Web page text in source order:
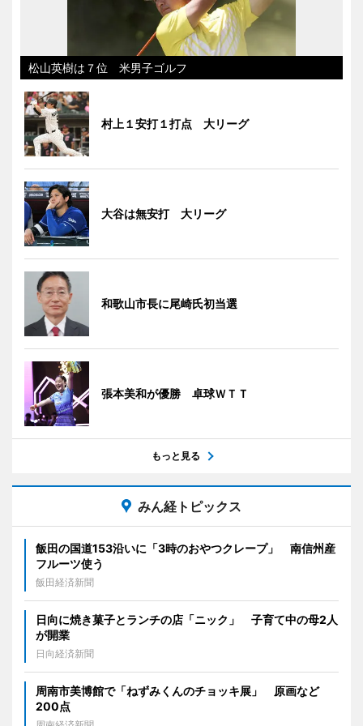
松山英樹は７位 米男子ゴルフ
村上１安打１打点 大リーグ
大谷は無安打 大リーグ
和歌山市長に尾崎氏初当選
張本美和が優勝 卓球ＷＴＴ
もっと見る
みん経トピックス
飯田の国道153沿いに「3時のおやつクレープ」 南信州産
フルーツ使う
飯田経済新聞
日向に焼き菓子とランチの店「ニック」 子育て中の母2人
が開業
日向経済新聞
周南市美博館で「ねずみくんのチョッキ展」 原画など
200点